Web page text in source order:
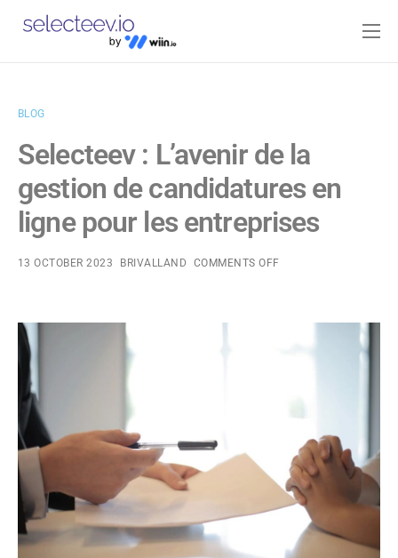
Home
Log-in
BLOG
Selecteev : L’avenir de la
gestion de candidatures en
ligne pour les entreprises
13 OCTOBER 2023 BRIVALLAND COMMENTS OFF